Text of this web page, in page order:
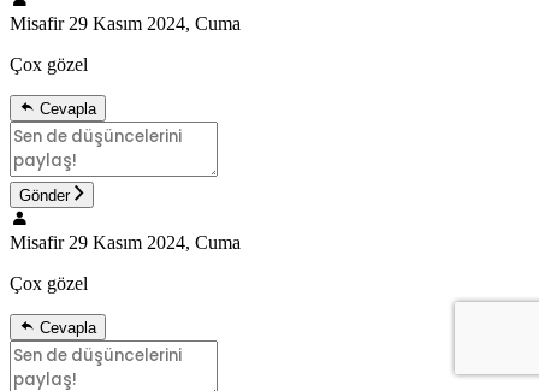
Misafir 29 Kasım 2024, Cuma
Çox gözel
Cevapla
Gönder
Misafir 29 Kasım 2024, Cuma
Çox gözel
Cevapla